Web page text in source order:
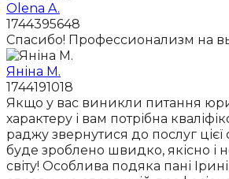
Olena A.
1744395648
Спасибо! Профессионализм на
Яніна М.
1744191018
Якщо у вас виникли питання
характеру і вам потрібна
раджу звернутися до послуг цієї
буде зроблено швидко, якісно і
світу! Особлива подяка пані